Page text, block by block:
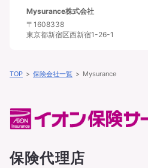
Mysurance株式会社
〒1608338
東京都新宿区西新宿1-26-1
TOP 保険会社一覧 Mysurance
保険代理店